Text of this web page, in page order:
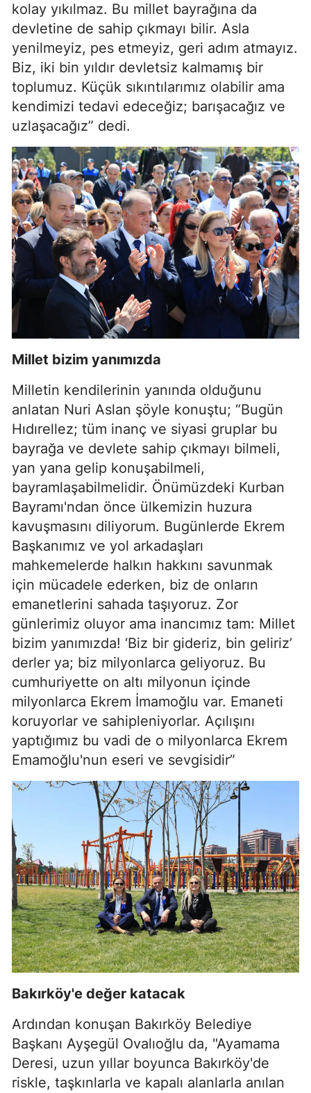
kolay yıkılmaz. Bu millet bayrağına da
devletine de sahip çıkmayı bilir. Asla
yenilmeyiz, pes etmeyiz, geri adım atmayız.
Biz, iki bin yıldır devletsiz kalmamış bir
toplumuz. Küçük sıkıntılarımız olabilir ama
kendimizi tedavi edeceğiz; barışacağız ve
uzlaşacağız” dedi.
Millet bizim yanımızda
Milletin kendilerinin yanında olduğunu
anlatan Nuri Aslan şöyle konuştu; “Bugün
Hıdırellez; tüm inanç ve siyasi gruplar bu
bayrağa ve devlete sahip çıkmayı bilmeli,
yan yana gelip konuşabilmeli,
bayramlaşabilmelidir. Önümüzdeki Kurban
Bayramı'ndan önce ülkemizin huzura
kavuşmasını diliyorum. Bugünlerde Ekrem
Başkanımız ve yol arkadaşları
mahkemelerde halkın hakkını savunmak
için mücadele ederken, biz de onların
emanetlerini sahada taşıyoruz. Zor
günlerimiz oluyor ama inancımız tam: Millet
bizim yanımızda! ‘Biz bir gideriz, bin geliriz’
derler ya; biz milyonlarca geliyoruz. Bu
cumhuriyette on altı milyonun içinde
milyonlarca Ekrem İmamoğlu var. Emaneti
koruyorlar ve sahipleniyorlar. Açılışını
yaptığımız bu vadi de o milyonlarca Ekrem
Emamoğlu'nun eseri ve sevgisidir”
Bakırköy'e değer katacak
Ardından konuşan Bakırköy Belediye
Başkanı Ayşegül Ovalıoğlu da, "Ayamama
Deresi, uzun yıllar boyunca Bakırköy'de
riskle, taşkınlarla ve kapalı alanlarla anılan